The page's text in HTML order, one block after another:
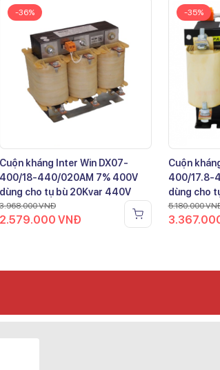
-36%
Cuộn kháng Inter Win DX07-
400/18-440/020AM 7% 400V
dùng cho tụ bù 20Kvar 440V
VNĐ
2.579.000 VNĐ
-35%
Cuộn
400/17.8-
dùng cho
5.180.000